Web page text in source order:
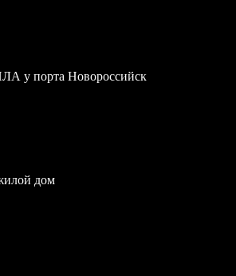
у порта Новороссийск
дом